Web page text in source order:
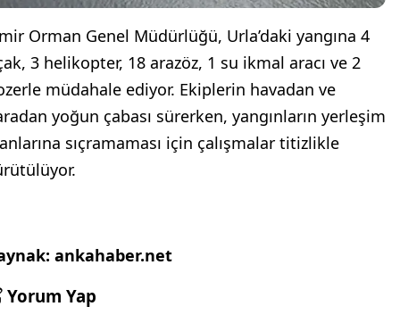
Orman Genel Müdürlüğü, Urla’daki yangına 4
3 helikopter, 18 arazöz, 1 su ikmal aracı ve 2
müdahale ediyor. Ekiplerin havadan ve
yoğun çabası sürerken, yangınların yerleşim
sıçramaması için çalışmalar titizlikle
ankahaber.net
Yorum Yap